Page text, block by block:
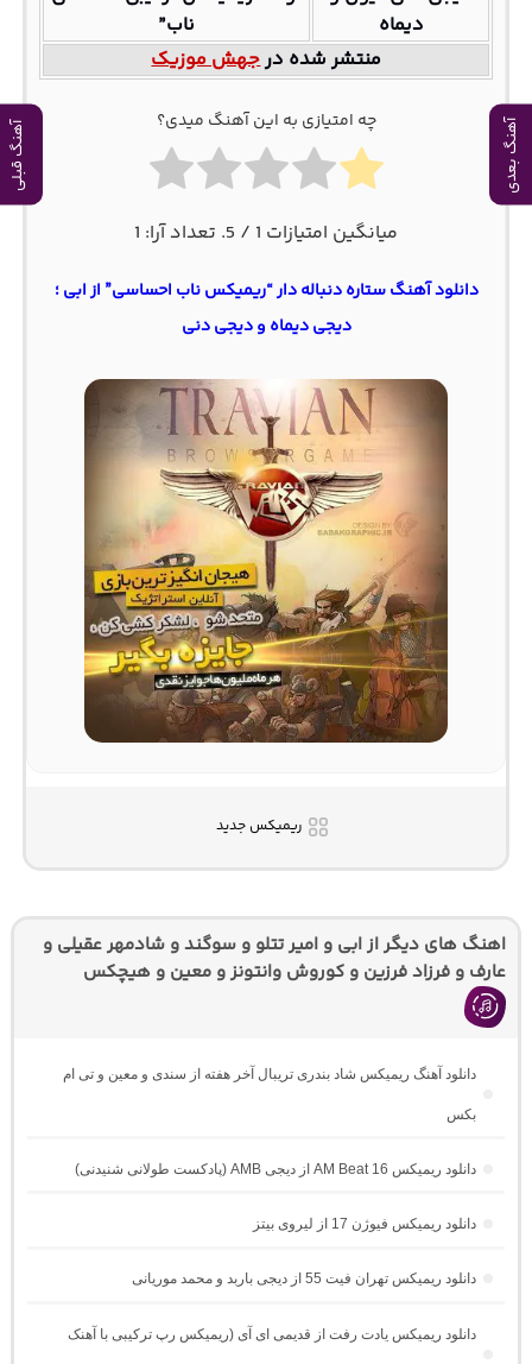
آهنگ بعدی آهنگ قبلی
دیماه
ناب”
منتشر شده درجهش موزیک
چه امتیازی به این آهنگ میدی؟
میانگین امتیازات 1 / 5. تعداد آرا: 1
دانلود آهنگ ستاره دنباله دار “ریمیکس ناب احساسی” از ابی ؛
دیجی دیماه و دیجی دنی
ریمیکس جدید
اهنگ های دیگر از ابی و امیر تتلو و سوگند و شادمهر عقیلی و
عارف و فرزاد فرزین و کوروش وانتونز و معین و هیچکس
دانلود آهنگ ریمیکس شاد بندری تریبال آخر هفته از سندی و معین و تی ام
بکس
دانلود ریمیکس AM Beat 16 از دیجی AMB (پادکست طولانی شنیدنی)
دانلود ریمیکس فیوژن 17 از لیروی بیتز
دانلود ریمیکس تهران فیت 55 از دیجی باربد و محمد موریانی
دانلود ریمیکس یادت رفت از قدیمی ای آی (ریمیکس رپ ترکیبی با آهنک